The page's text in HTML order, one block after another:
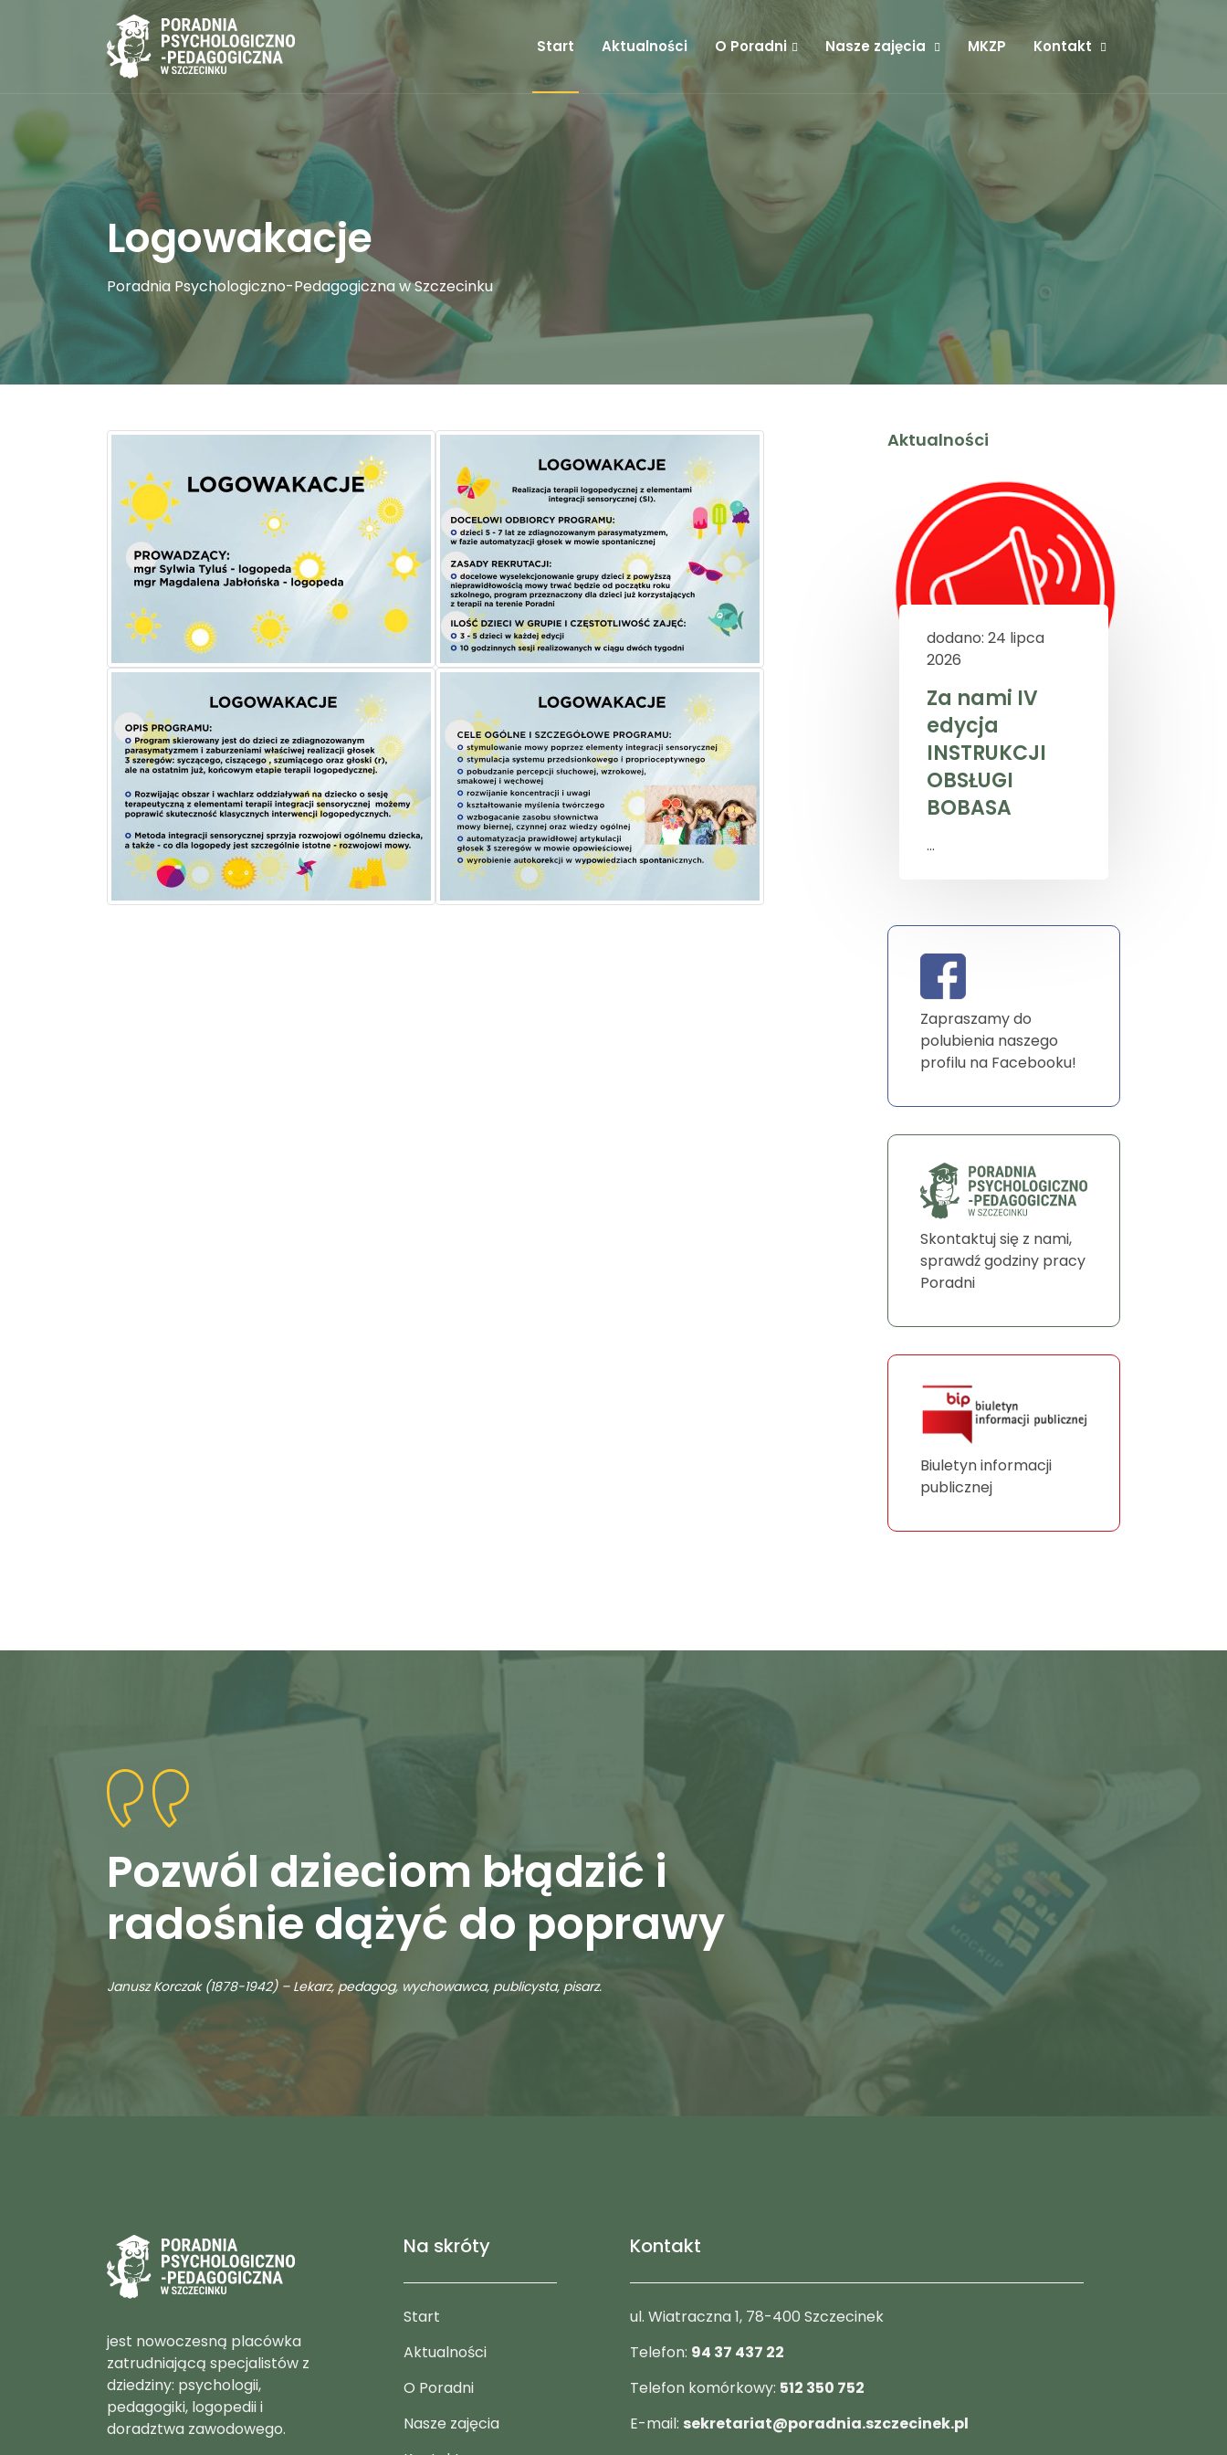
Start Aktualności O Poradni Nasze zajęcia MKZP Kontakt
Logowakacje
Poradnia Psychologiczno-Pedagogiczna w Szczecinku
Aktualności
dodano: 24 lipca
2026
Za nami IV
edycja
INSTRUKCJI
OBSŁUGI
BOBASA
...
Zapraszamy do
polubienia naszego
profilu na Facebooku!
Skontaktuj się z nami,
sprawdź godziny pracy
Poradni
Biuletyn informacji
publicznej
Pozwól dzieciom błądzić i
radośnie dążyć do poprawy
Janusz Korczak (1878-1942) – Lekarz, pedagog, wychowawca, publicysta, pisarz.
jest nowoczesną placówka
zatrudniającą specjalistów z
dziedziny: psychologii,
pedagogiki, logopedii i
doradztwa zawodowego.
Na skróty
Start
Aktualności
O Poradni
Nasze zajęcia
Kontakt
ul. Wiatraczna 1, 78-400 Szczecinek
Telefon: 94 37 437 22
Telefon komórkowy: 512 350 752
E-mail: sekretariat@poradnia.szczecinek.pl